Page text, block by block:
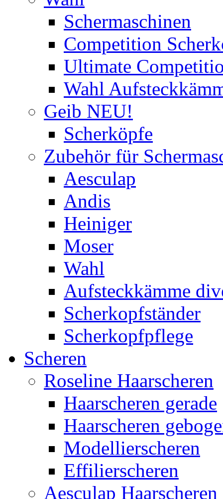
Schermaschinen
Competition
Ultimate
Wahl
Geib NEU!
Scherköpfe
Zubehör für
Aesculap
Andis
Heiniger
Moser
Wahl
Aufsteckkämme
Scherkopfständer
Scherkopfpflege
Scheren
Roseline Haarscheren
Haarscheren gerade
Haarscheren
Modellierscheren
Effilierscheren
Aesculap Haarscheren